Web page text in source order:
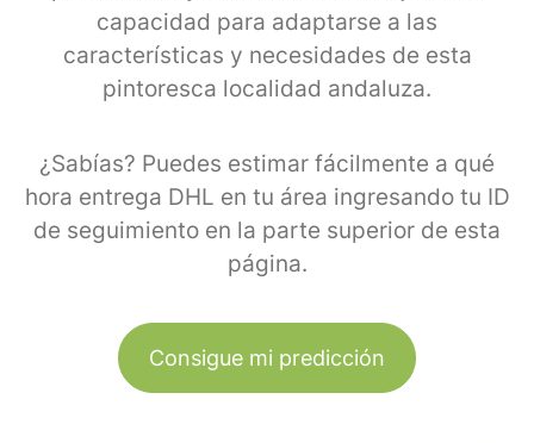
capacidad para adaptarse a las
características y necesidades de esta
pintoresca localidad andaluza.
¿Sabías? Puedes estimar fácilmente a qué
hora entrega DHL en tu área ingresando tu ID
de seguimiento en la parte superior de esta
página.
Consigue mi predicción